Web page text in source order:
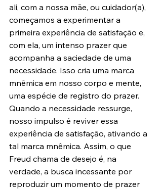
ali, com a nossa mãe, ou cuidador(a),
começamos a experimentar a
primeira experiência de satisfação e,
com ela, um intenso prazer que
acompanha a saciedade de uma
necessidade. Isso cria uma marca
mnêmica em nosso corpo e mente,
uma espécie de registro do prazer.
Quando a necessidade ressurge,
nosso impulso é reviver essa
experiência de satisfação, ativando a
tal marca mnêmica. Assim, o que
Freud chama de desejo é, na
verdade, a busca incessante por
reproduzir um momento de prazer